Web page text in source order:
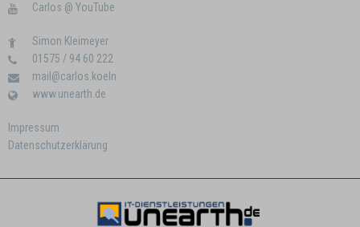
Carlos @ YouTube
Simon Kleimeyer
01575 / 94 60 222
mail@carlos.koeln
www.unearth.de
Impressum
Datenschutzerklärung